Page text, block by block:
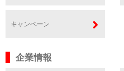
キャンペーン
企業情報